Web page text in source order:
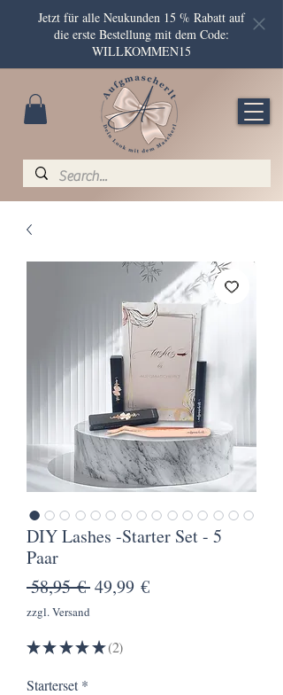
Jetzt für alle Neukunden 15 % Rabatt auf
die erste Bestellung mit dem Code:
WILLKOMMEN15
DIY Lashes -Starter Set - 5
Paar
58,95 € Standardpreis
49,99 €Sale-
zzgl. Versand
★★ ★★ ★ 2
2
Starterset *